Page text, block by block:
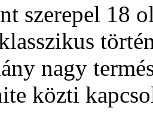
szerepel 18
nagy
közti